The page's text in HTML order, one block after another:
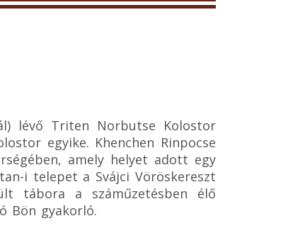
lévő Triten Norbutse Kolostor
egyike. Khenchen Rinpocse
amely helyet adott egy
i telepet a Svájci Vöröskereszt
tábora a száműzetésben élő
Bön gyakorló.